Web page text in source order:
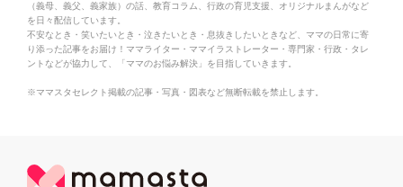
（義母、義父、義家族）の話、教育コラム、行政の育児支援、オリジナルまんがなど
を日々配信しています。
不安なとき・笑いたいとき・泣きたいとき・息抜きしたいときなど、ママの日常に寄
り添った記事をお届け！ママライター・ママイラストレーター・専門家・行政・タレ
ントなどが協力して、「ママのお悩み解決」を目指していきます。
※ママスタセレクト掲載の記事・写真・図表など無断転載を禁止します。